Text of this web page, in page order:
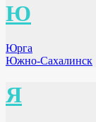
Ю
Юрга
Южно-Сахалинск
Я